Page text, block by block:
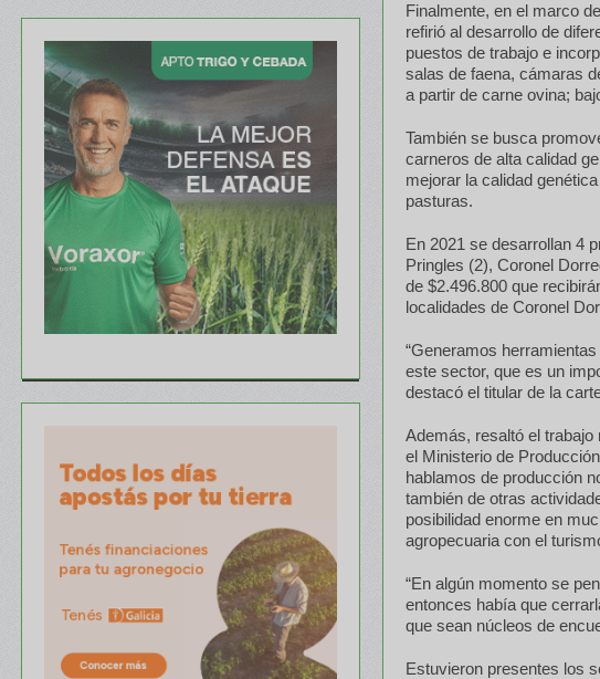
Finalmente, en el marco
refirió al desarrollo de
puestos de trabajo e
salas de faena, cámaras
a partir de carne ovina;
También se busca
carneros de alta calidad
mejorar la calidad
pasturas.
En 2021 se desarrollan 4
Pringles (2), Coronel
de $2.496.800 que
localidades de Coronel
“Generamos
este sector, que es un
destacó el titular de la
Además, resaltó el
el Ministerio de
hablamos de producción
también de otras
posibilidad enorme en
agropecuaria con el
“En algún momento se
entonces había que
que sean núcleos de
Estuvieron presentes los